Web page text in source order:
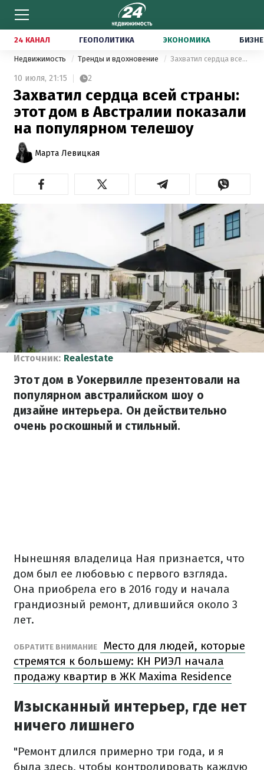
24 КАНАЛ ГЕОПОЛИТИКА ЭКОНОМИКА
Недвижимость Тренды и вдохновение Захватил сердца всей страны: этот дом в Австралии показали на популярном телешоу
10 июля, 21:15 2
Захватил сердца всей страны:
этот дом в Австралии показали
на популярном телешоу
Марта Левицкая
Источник: Realestate
Этот дом в Уокервилле презентовали на
популярном австралийском шоу о
дизайне интерьера. Он действительно
очень роскошный и стильный.
Нынешняя владелица Ная признается, что
дом был ее любовью с первого взгляда.
Она приобрела его в 2016 году и начала
грандиозный ремонт, длившийся около 3
лет.
ОБРАТИТЕ ВНИМАНИЕ
Место для людей, которые
стремятся к большему: КН РИЭЛ начала
продажу квартир в ЖК Maxima Residence
Изысканный интерьер, где нет
ничего лишнего
"Ремонт длился примерно три года, и я
была здесь, чтобы контролировать каждую